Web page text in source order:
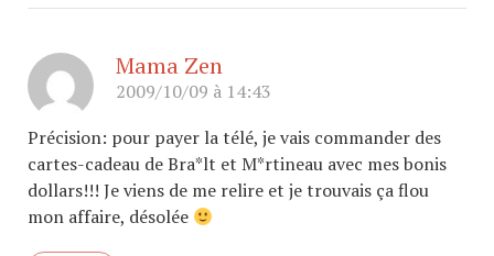
Mama Zen
2009/10/09 à 14:43
Précision: pour payer la télé, je vais commander des
cartes-cadeau de Bra*lt et M*rtineau avec mes bonis
dollars!!! Je viens de me relire et je trouvais ça flou
mon affaire, désolée